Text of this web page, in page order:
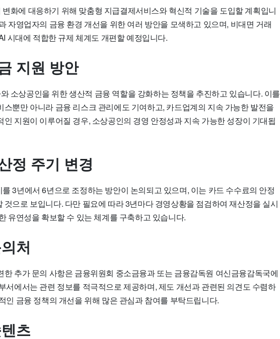
화에 대응하기 위해 맞춤형 지급결제서비스와 혁신적 기술을 도입할 계획입니
자영업자의 금융 환경 개선을 위한 여러 방안을 모색하고 있으며, 비대면 거래
시대에 적합한 규제 체계도 개편할 예정입니다.
지원 방안
소상공인을 위한 생산적 금융 역할을 강화하는 정책을 추진하고 있습니다. 이를
스뿐만 아니라 금융 리스크 관리에도 기여하고, 카드업계의 지속 가능한 발전을
인 지원이 이루어질 경우, 소상공인의 경영 안정성과 지속 가능한 성장이 기대됩
정 주기 변경
3년에서 6년으로 조정하는 방안이 논의되고 있으며, 이는 카드 수수료의 안정
것으로 보입니다. 다만 필요에 따라 3년마다 경영상황을 점검하여 재산정을 실시
유연성을 확보할 수 있는 체계를 구축하고 있습니다.
처
한 추가 문의 사항은 금융위원회 중소금융과 또는 금융감독원 여신금융감독국에
서에서는 관련 정보를 적극적으로 제공하며, 제도 개선과 관련된 의견도 수렴하
인 금융 정책의 개선을 위해 많은 관심과 참여를 부탁드립니다.
츠